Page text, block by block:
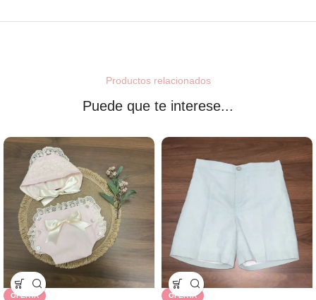
Productos relacionados
Puede que te interese...
OFERTA OFERTA